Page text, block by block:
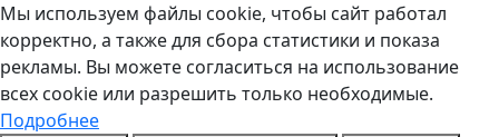
Мы используем файлы cookie, чтобы сайт работал
корректно, а также для сбора статистики и показа
рекламы. Вы можете согласиться на использование
всех cookie или разрешить только необходимые.
Подробнее